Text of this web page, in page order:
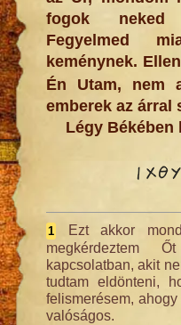
fogok neked
Fegyelmed
keménynek.
Én Utam, nem
emberek az árral
Légy Békében
1
Ezt akkor
megkérdeztem
kapcsolatban, akit
tudtam eldönteni,
felismerésem,
valóságos.